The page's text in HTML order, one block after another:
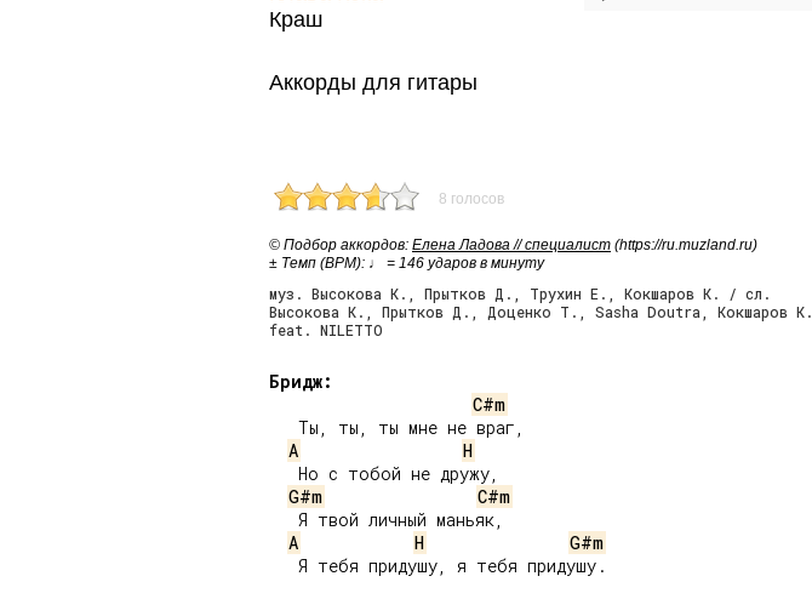
Краш
Аккорды для гитары
8 голосов
© Подбор аккордов: Елена Ладова // специалист (https://ru.muzland.ru)
± Темп (BPM): ♩ = 146 ударов в минуту
муз. Высокова К., Прытков Д., Трухин Е., Кокшаров К. / сл.
Высокова К., Прытков Д., Доценко Т., Sasha Doutra, Кокшаров К.
feat. NILETTO
Бридж:
C#m
   Ты, ты, ты мне не враг,
A
H
   Но с тобой не дружу,
G#m
C#m
   Я твой личный маньяк,
A
H
G#m
   Я тебя придушу, я тебя придушу.